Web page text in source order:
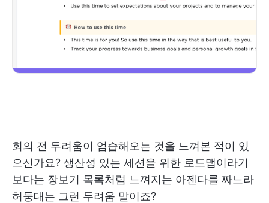
회의 전 두려움이 엄습해오는 것을 느껴본 적이 있
으신가요? 생산성 있는 세션을 위한 로드맵이라기
보다는 장보기 목록처럼 느껴지는 아젠다를 짜느라
허둥대는 그런 두려움 말이죠?